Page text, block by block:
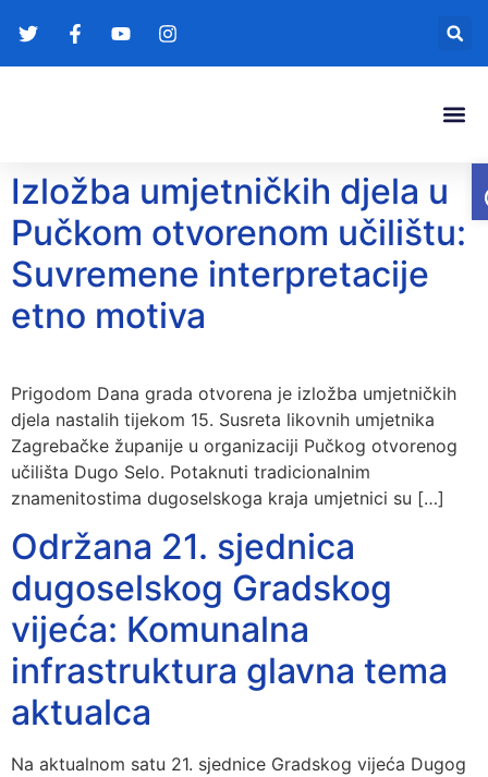
Izložba umjetničkih djela u
Pučkom otvorenom učilištu:
Suvremene interpretacije
etno motiva
Prigodom Dana grada otvorena je izložba umjetničkih
djela nastalih tijekom 15. Susreta likovnih umjetnika
Zagrebačke županije u organizaciji Pučkog otvorenog
učilišta Dugo Selo. Potaknuti tradicionalnim
znamenitostima dugoselskoga kraja umjetnici su […]
Održana 21. sjednica
dugoselskog Gradskog
vijeća: Komunalna
infrastruktura glavna tema
aktualca
Na aktualnom satu 21. sjednice Gradskog vijeća Dugog